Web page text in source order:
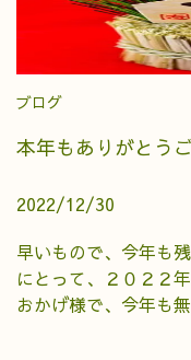
ブログ
本年もありがとう
2022/12/30
早いもので、今年も
にとって、２０２２
おかげ様で、今年も